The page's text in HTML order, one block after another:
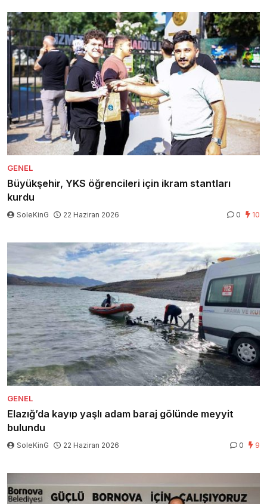
GENEL
Büyükşehir, YKS öğrencileri için ikram stantları
kurdu
SoleKinG 22 Haziran 2026 0 10
GENEL
Elazığ’da kayıp yaşlı adam baraj gölünde meyyit
bulundu
SoleKinG 22 Haziran 2026 0 9